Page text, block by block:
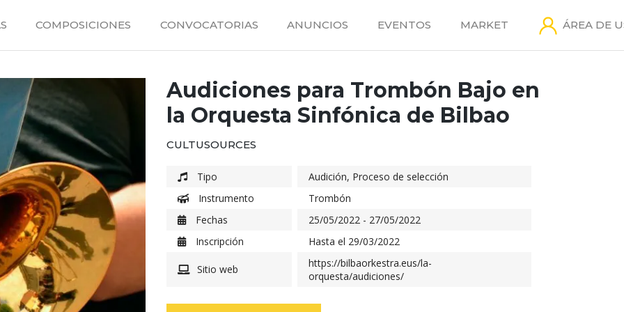
COMPOSICIONES CONVOCATORIAS ANUNCIOS EVENTOS MARKET ÁREA DE
Audiciones para Trombón Bajo en
la Orquesta Sinfónica de Bilbao
CULTUSOURCES
Tipo Audición, Proceso de selección
Instrumento
Trombón
Fechas
25/05/2022 - 27/05/2022
Inscripción
Hasta el 29/03/2022
Sitio web
https://bilbaorkestra.eus/la-
orquesta/audiciones/